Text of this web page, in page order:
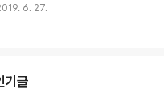
해운대 1/2부는 힘들지만... 3부는 왠만
코스가 있는데요 ​ 오름을 딴 이유인지...
홀... 혼자 그린에 올리고도 양파 먹었습
좋은 사람들과 함께하니 무엇하나 부적
6. 27.
기글